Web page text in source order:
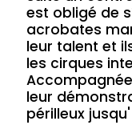
est obligé de
acrobates
leur talent et
les cirques
leur
périlleux